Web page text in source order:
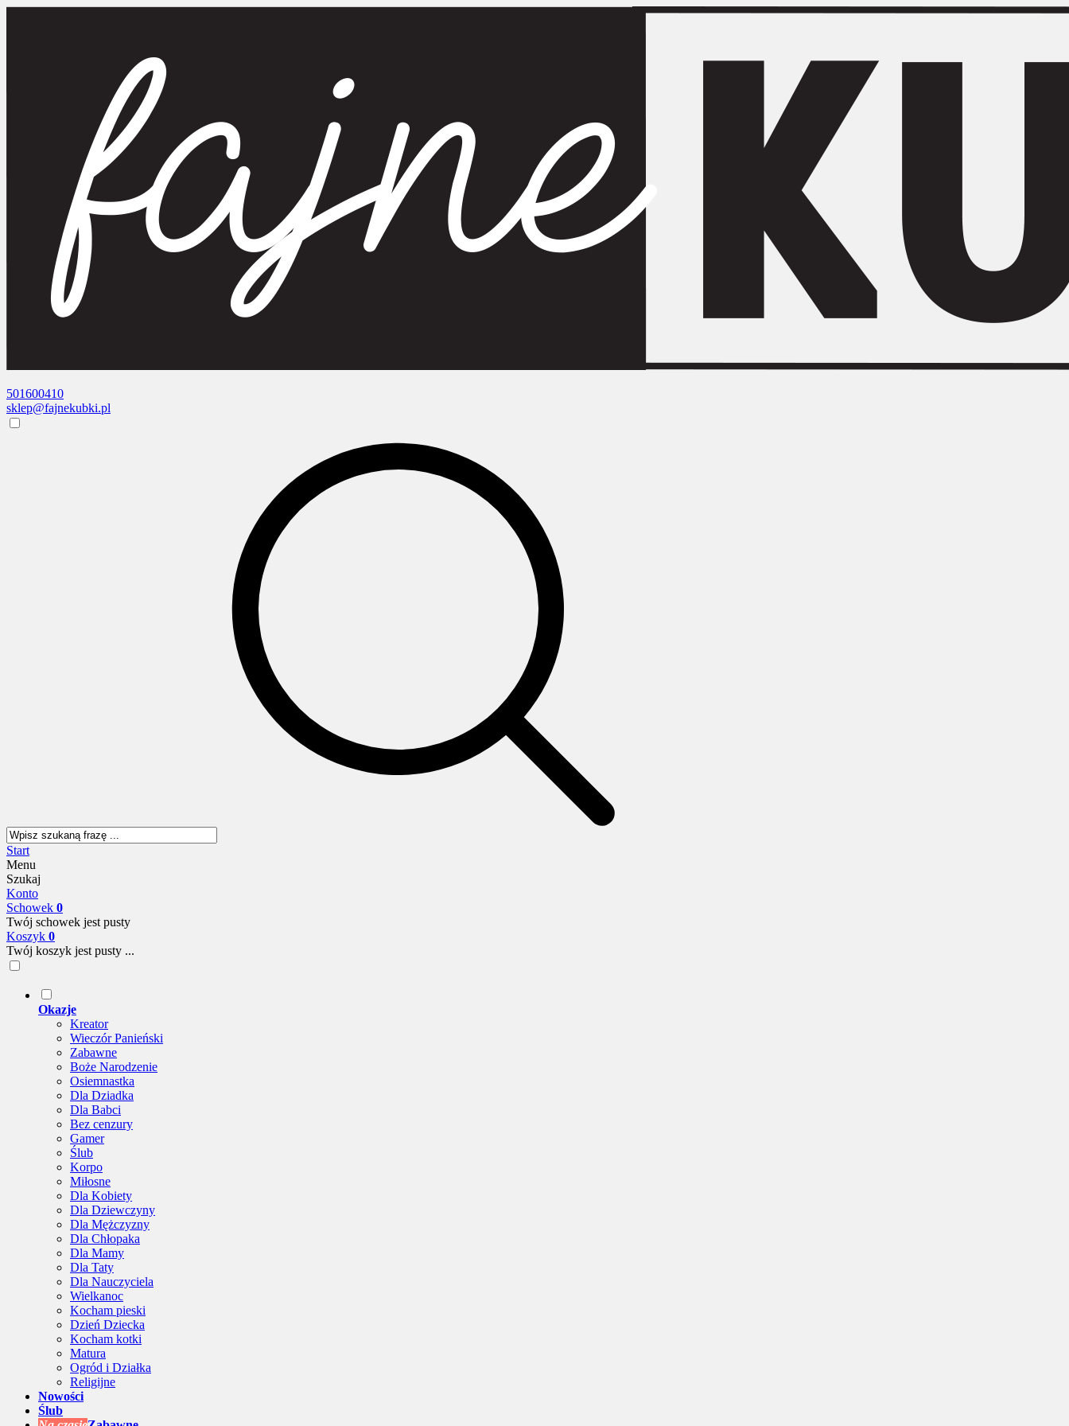
501600410
sklep@fajnekubki.pl
Start
Menu
Szukaj
Konto
Schowek 0
Twój schowek jest pusty
Koszyk 0
Twój koszyk jest pusty ...
Okazje
Kreator
Wieczór Panieński
Zabawne
Boże Narodzenie
Osiemnastka
Dla Dziadka
Dla Babci
Bez cenzury
Gamer
Ślub
Korpo
Miłosne
Dla Kobiety
Dla Dziewczyny
Dla Mężczyzny
Dla Chłopaka
Dla Mamy
Dla Taty
Dla Nauczyciela
Wielkanoc
Kocham pieski
Dzień Dziecka
Kocham kotki
Matura
Ogród i Działka
Religijne
Nowości
Ślub